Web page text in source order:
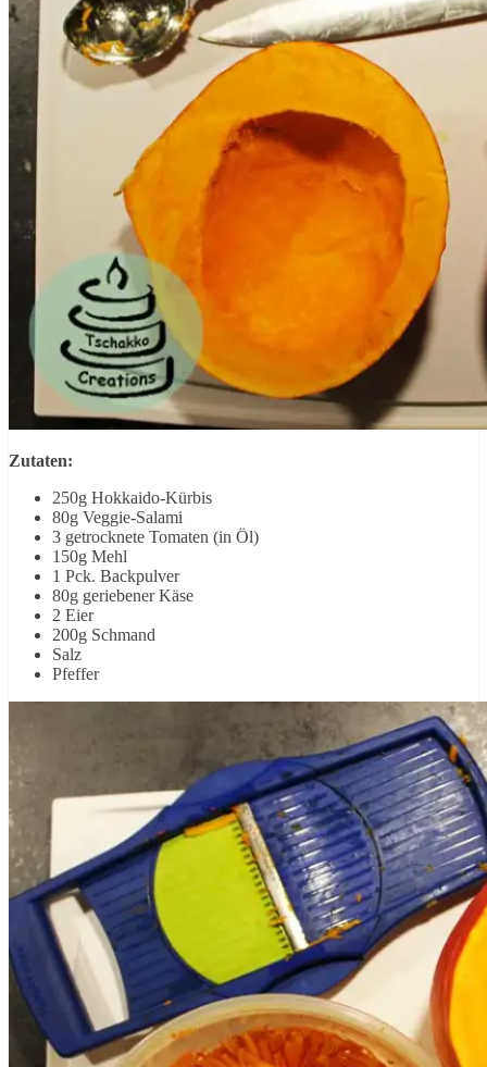
Zutaten:
250g Hokkaido-Kürbis
80g Veggie-Salami
3 getrocknete Tomaten (in Öl)
150g Mehl
1 Pck. Backpulver
80g geriebener Käse
2 Eier
200g Schmand
Salz
Pfeffer